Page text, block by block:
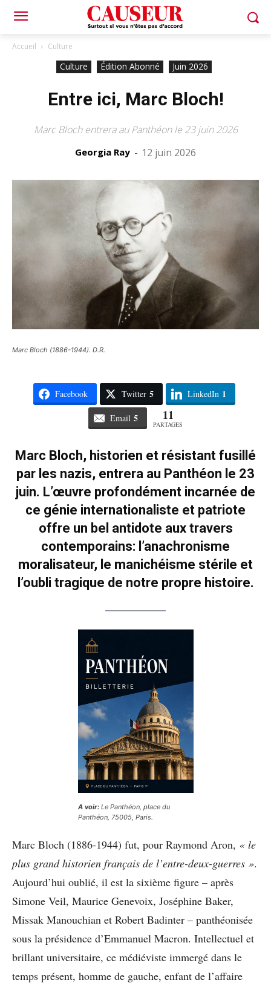
Accueil Culture
Culture Édition Abonné Juin 2026
Entre ici, Marc Bloch!
Marc Bloch entrera au Panthéon le 23 juin 2026
Georgia Ray - 12 juin 2026
Marc Bloch (1886-1944). D.R.
Facebook Twitter 5 LinkedIn 1
Email 5 11
PARTAGES
Marc Bloch, historien et résistant fusillé
par les nazis, entrera au Panthéon le 23
juin. L’œuvre profondément incarnée de
ce génie internationaliste et patriote
offre un bel antidote aux travers
contemporains: l’anachronisme
moralisateur, le manichéisme stérile et
l’oubli tragique de notre propre histoire.
A voir:Le Panthéon, place du
Panthéon, 75005, Paris.
Marc Bloch (1886-1944) fut, pour Raymond Aron, « le
plus grand historien français de l’entre-deux-guerres ».
Aujourd’hui oublié, il est la sixième figure – après
Simone Veil, Maurice Genevoix, Joséphine Baker,
Missak Manouchian et Robert Badinter – panthéonisée
sous la présidence d’Emmanuel Macron. Intellectuel et
brillant universitaire, ce médiéviste immergé dans le
temps présent, homme de gauche, enfant de l’affaire